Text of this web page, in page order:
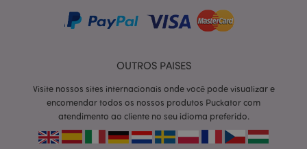
OUTROS PAISES
Visite nossos sites internacionais onde você pode visualizar e
encomendar todos os nossos produtos Puckator com
atendimento ao cliente no seu idioma preferido.
section_data_ids